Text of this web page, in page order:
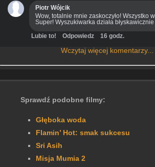
Piotr Wójcik
Wow, totalnie mnie zaskoczyło! Wszystko
Super! Wyszukiwarka działa
Lubie to! Odpowiedz 16 godz.
Wczytaj więcej komentarzy...
Sprawdź podobne filmy:
Głęboka woda
Flamin’ Hot: smak sukcesu
Sri Asih
Misja Mumia 2